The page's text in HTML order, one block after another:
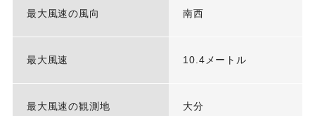
最大風速の風向 南西
最大風速 10.4メートル
最大風速の観測地 大分